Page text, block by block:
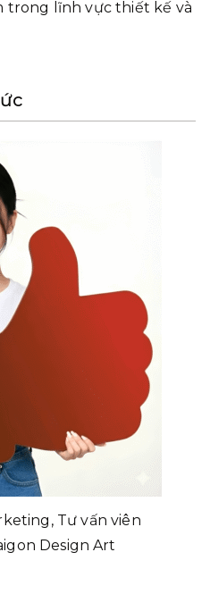
trong lĩnh vực thiết kế và
Tư vấn viên
Design Art